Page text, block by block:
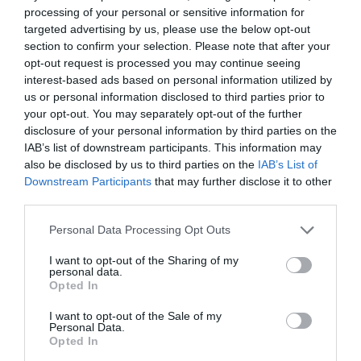
processing of your personal or sensitive information for
targeted advertising by us, please use the below opt-out
section to confirm your selection. Please note that after your
opt-out request is processed you may continue seeing
interest-based ads based on personal information utilized by
us or personal information disclosed to third parties prior to
your opt-out. You may separately opt-out of the further
disclosure of your personal information by third parties on the
IAB’s list of downstream participants. This information may
also be disclosed by us to third parties on the IAB’s List of
Downstream Participants that may further disclose it to other
Personal Data Processing Opt Outs
I want to opt-out of the Sharing of my
personal data.
Opted In
I want to opt-out of the Sale of my
Personal Data.
Opted In
moda i decoració per a la llar, que a finals del 2020
va estrenar la seva primera col·lecció de
productes per a mascotes, coincidint amb la
campanya de Nadal.
La firma no només pretenia oferir accessoris com
collars i corretges de materials prèmium, sinó
també elements per al confort i la cura dels
animals, com coixins, llits i joguines, dirigits a un
consumidor disposat a invertir en qualitat i
disseny per als seus animals de companyia. Li va
seguir el grup suecH&M, que també va apostar
per aquest segment amb una línia pròpia per a
complements.